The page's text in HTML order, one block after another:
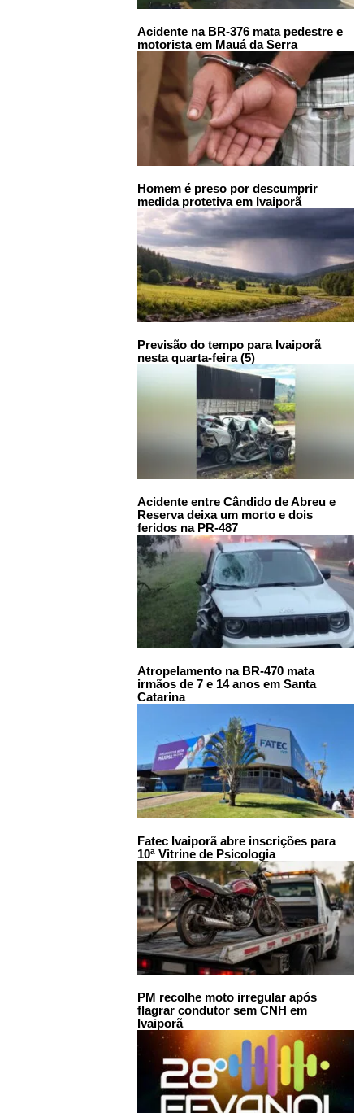
Acidente na BR-376 mata pedestre e
motorista em Mauá da Serra
Homem é preso por descumprir
medida protetiva em Ivaiporã
Previsão do tempo para Ivaiporã
nesta quarta-feira (5)
Acidente entre Cândido de Abreu e
Reserva deixa um morto e dois
feridos na PR-487
Atropelamento na BR-470 mata
irmãos de 7 e 14 anos em Santa
Catarina
Fatec Ivaiporã abre inscrições para
10ª Vitrine de Psicologia
PM recolhe moto irregular após
flagrar condutor sem CNH em
Ivaiporã